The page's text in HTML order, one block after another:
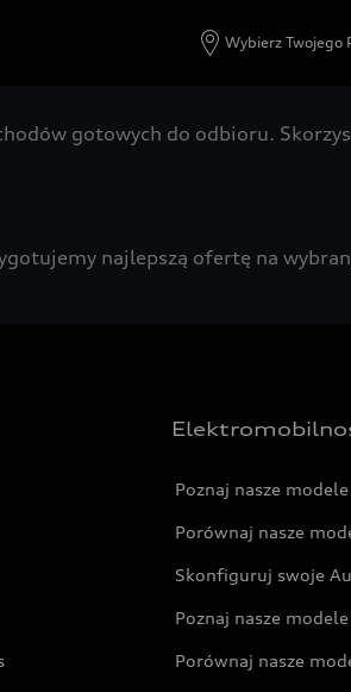
Wybierz Twojego
gotowych do odbioru.
najlepszą ofertę na
Poznaj nasze
Porównaj nasze
Skonfiguruj swoje
Poznaj nasze
Porównaj nasze